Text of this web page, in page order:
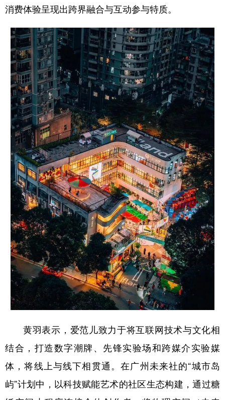
陕西 甘肃 青海
新疆 内蒙古 黑龙江
多语种频道
English Español Français عربى
Русский язык 日本語
Deutsch Português
消费体验呈现出跨界融合与互动参与特质。
黄羽表示，爱范儿致力于将互联网技术与文化相
结合，打造数字潮牌、先锋实验场和跨媒介实验媒
体，将线上与线下相贯通。在广州未来社的“城市岛
屿”计划中，以科技赋能艺术的社区生态构建，通过糖